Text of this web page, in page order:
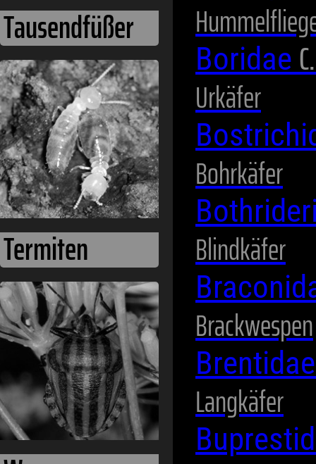
Termiten
Wanzen
Boridae
Urkäfer
Bohrkäfer
Blindkäfer
Brackwespen
Langkäfer